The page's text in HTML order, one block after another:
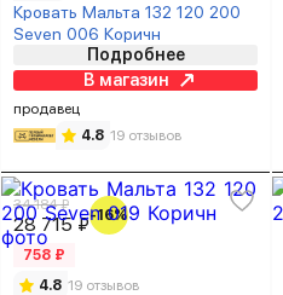
Кровать Мальта 132 120 200
Seven 006 Коричн
Подробнее
В магазин
продавец
4.8 19 отзывов
34 184 ₽
28 715 ₽-16%
758 ₽
4.8 19 отзывов